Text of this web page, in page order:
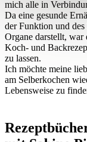
mich alle in
Da eine gesunde
der Funktion und des
Organe darstellt, war
Koch- und
zu lassen.
Ich möchte meine
am Selberkochen
Lebensweise zu